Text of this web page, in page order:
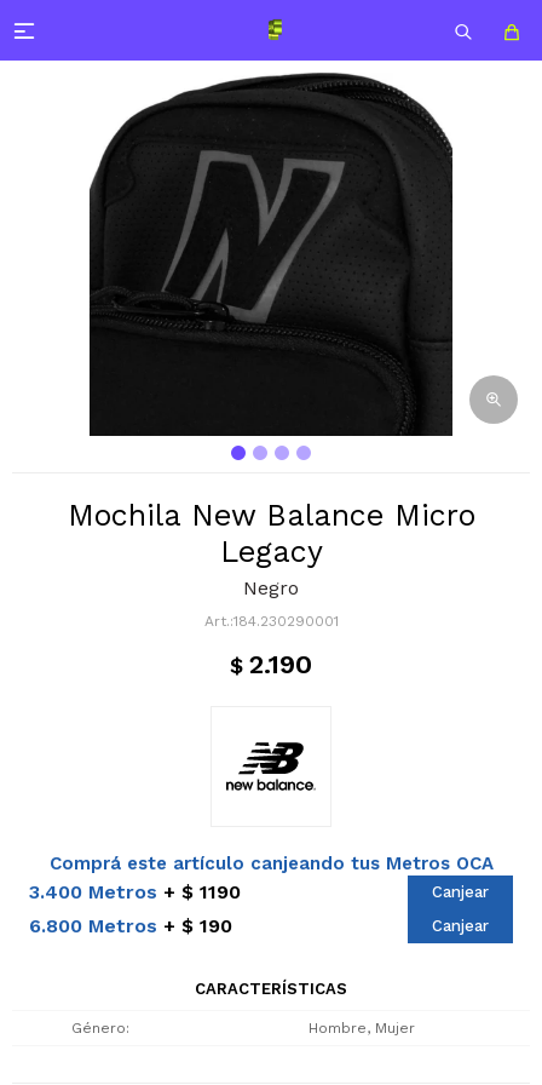

Mochila New Balance Micro
Legacy
Negro
184.230290001
$ 2.190
Comprá este artículo canjeando tus Metros OCA
3.400 Metros $ 1190 Canjear
6.800 Metros $ 190 Canjear
CARACTERÍSTICAS
Género Hombre, Mujer